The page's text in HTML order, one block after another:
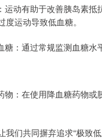
运动有助于改善胰岛素
度运动导致低血糖。
糖：通过常规监测血糖水
物：在使用降血糖药物
我们共同摒弃追求“极致